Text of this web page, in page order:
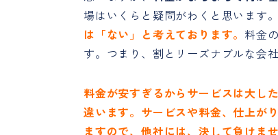
場はいくらと疑問がわくと思います
は「ない」と考えております。 料金
す。つまり、割とリーズナブルな会
料金が安すぎるからサービスは大し
違います。サービスや料金、仕上が
ますので、他社には、決して負けま